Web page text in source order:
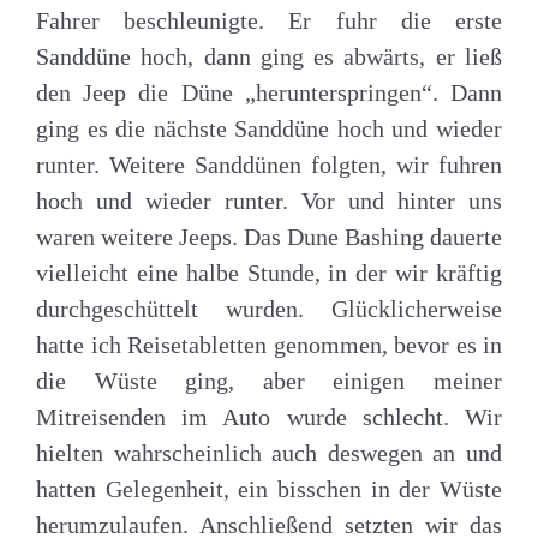
Fahrer beschleunigte. Er fuhr die erste
Sanddüne hoch, dann ging es abwärts, er ließ
den Jeep die Düne „herunterspringen“. Dann
ging es die nächste Sanddüne hoch und wieder
runter. Weitere Sanddünen folgten, wir fuhren
hoch und wieder runter. Vor und hinter uns
waren weitere Jeeps. Das Dune Bashing dauerte
vielleicht eine halbe Stunde, in der wir kräftig
durchgeschüttelt wurden. Glücklicherweise
hatte ich Reisetabletten genommen, bevor es in
die Wüste ging, aber einigen meiner
Mitreisenden im Auto wurde schlecht. Wir
hielten wahrscheinlich auch deswegen an und
hatten Gelegenheit, ein bisschen in der Wüste
herumzulaufen. Anschließend setzten wir das